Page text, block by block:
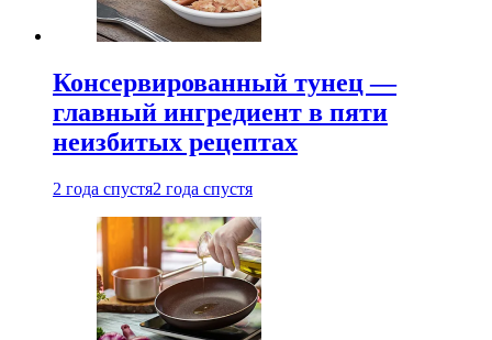
Консервированный тунец —
главный ингредиент в пяти
неизбитых рецептах
2 года спустя2 года спустя